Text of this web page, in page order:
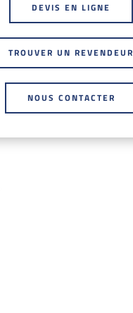
DEVIS EN LIGNE
TROUVER UN REVENDEUR
NOUS CONTACTER